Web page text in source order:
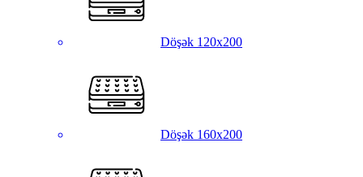
Döşək 120x200
Döşək 160x200